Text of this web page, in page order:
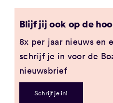
Blijf jij ook op de
8x per jaar nieuws en
schrijf je in voor de
nieuwsbrief
Schrijf je in!